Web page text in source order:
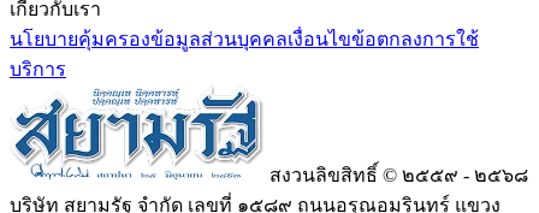
เกี่ยวกับเรา
นโยบายคุ้มครองข้อมูลส่วนบุคคลเงื่อนไขข้อตกลงการใช้
บริการ
สงวนลิขสิทธิ์ © ๒๕๕๙ - ๒๕๖๘
บริษัท สยามรัฐ จำกัด เลขที่ ๑๕๘๙ ถนนอรุณอมรินทร์ แขวง